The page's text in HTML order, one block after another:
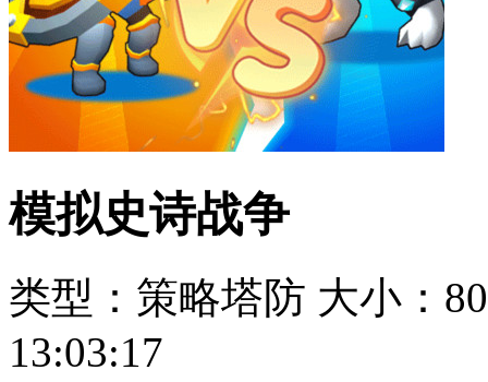
模拟史诗战争
类型：策略塔防 大小：
13:03:17